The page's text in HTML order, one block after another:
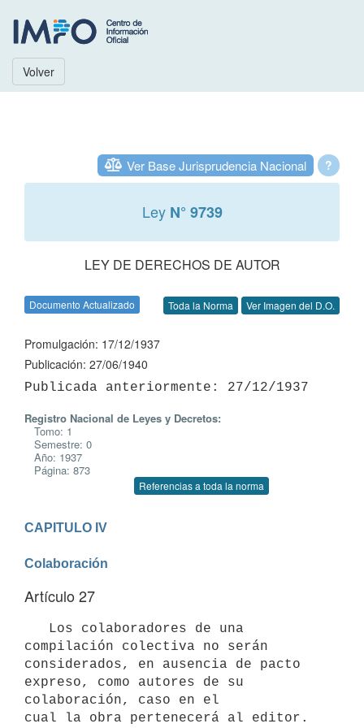
Volver
?
Ver Base Jurisprudencia Nacional
Ley N° 9739
LEY DE DERECHOS DE AUTOR
Documento Actualizado Toda la Norma Ver Imagen del D.O.
Promulgación: 17/12/1937
Publicación: 27/06/1940
Registro Nacional de Leyes y Decretos:
Tomo: 1
Semestre: 0
Año: 1937
Página: 873
Referencias a toda la norma
CAPITULO IV
Colaboración
Artículo 27
compilación colectiva no serán
considerados, en ausencia de pacto
expreso, como autores de su
colaboración, caso en el
cual la obra pertenecerá al editor.